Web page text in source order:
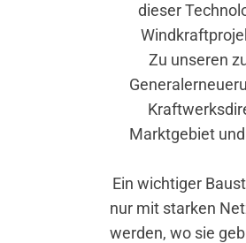
dieser
Zu unseren
Marktgebiet
Ein wichtiger
nur mit starken
werden, wo sie